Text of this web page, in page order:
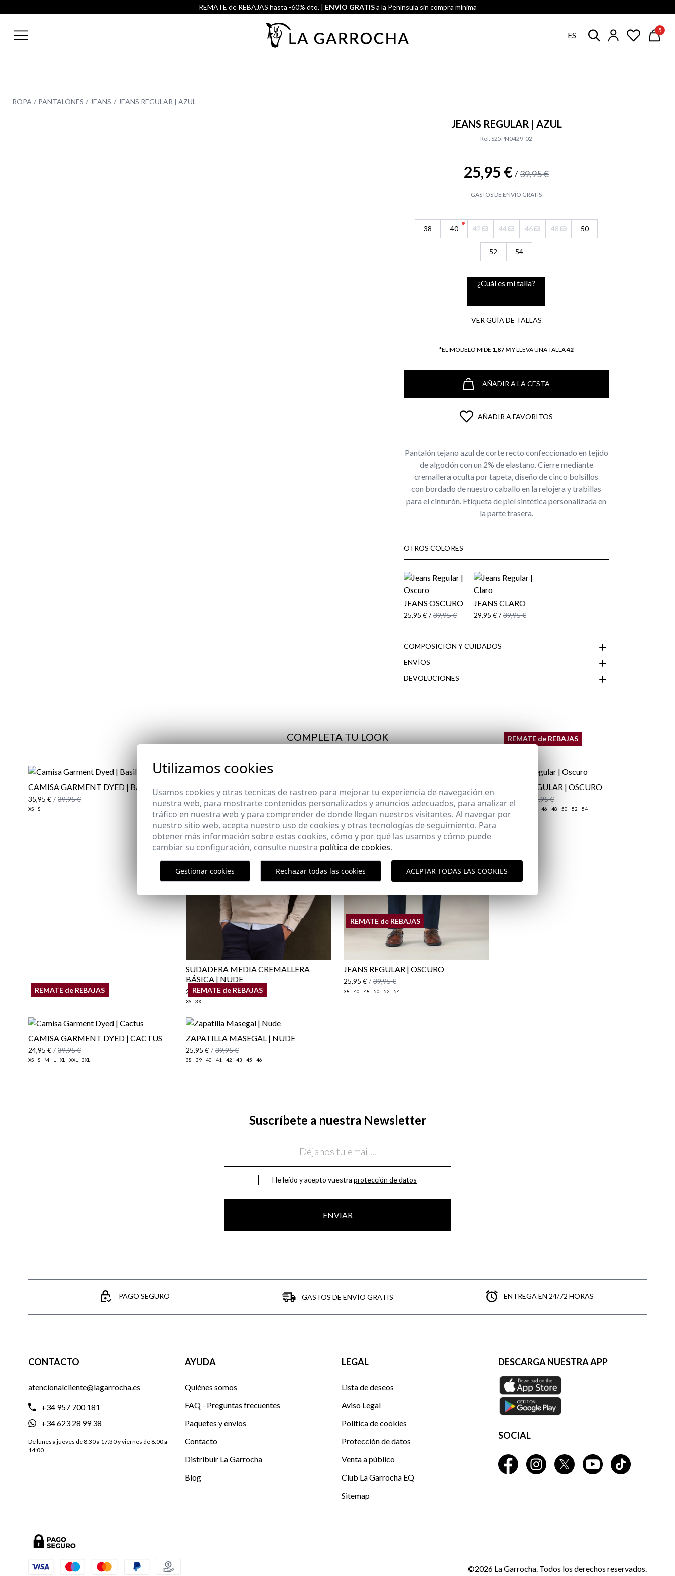
REMATE de REBAJAS hasta -60% dto. | ENVÍO GRATISa la Península sin compra mínima
ES
5
ROPA PANTALONES JEANS JEANS REGULAR | AZUL
JEANS REGULAR | AZUL
Ref. S25PN0429-02
25,95 € / 39,95 €
GASTOS DE ENVÍO GRATIS
38 40 42 44 46 48 50
52 54
¿Cuál es mi talla?
VER GUÍA DE TALLAS
*EL MODELO MIDE 1,87 MY LLEVA UNA TALLA42
AÑADIR A LA CESTA
AÑADIR A FAVORITOS
Pantalón tejano azul de corte recto confeccionado en tejido
de algodón con un 2% de elastano. Cierre mediante
cremallera oculta por tapeta, diseño de cinco bolsillos
con bordado de nuestro caballo en la relojera y trabillas
para el cinturón. Etiqueta de piel sintética personalizada en
la parte trasera.
OTROS COLORES
JEANS OSCURO
25,95 € / 39,95 €
JEANS CLARO
29,95 € / 39,95 €
COMPOSICIÓN Y CUIDADOS
ENVÍOS
DEVOLUCIONES
COMPLETA TU LOOK
CAMISA GARMENT DYED | BASIL
35,95 € / 39,95 €
XS S
SUDADERA MEDIA CREMALLERA
BÁSICA | NUDE
22,95 € / 34,95 €
XS 3XL
REMATE de REBAJAS
JEANS REGULAR | OSCURO
25,95 € / 39,95 €
38 40 48 50 52 54
REMATE de REBAJAS
JEANS REGULAR | OSCURO
25,95 € 39,95 €
46 48 50 52 54
REMATE de REBAJAS
CAMISA GARMENT DYED | CACTUS
24,95 € / 39,95 €
XS S M L XL XXL 3XL
REMATE de REBAJAS
ZAPATILLA MASEGAL | NUDE
25,95 € / 39,95 €
38 39 40 41 42 43 45 46
Suscríbete a nuestra Newsletter
He leído y acepto vuestra protección de datos
ENVIAR
PAGO SEGURO GASTOS DE ENVÍO GRATIS ENTREGA EN 24/72 HORAS
CONTACTO
atencionalcliente@lagarrocha.es
+34 957 700 181
+34 623 28 99 38
De lunes a jueves de 8:30 a 17:30 y viernes de 8:00 a
14:00
AYUDA
Quiénes somos
FAQ - Preguntas frecuentes
Paquetes y envíos
Contacto
Distribuir La Garrocha
Blog
LEGAL
Lista de deseos
Aviso Legal
Política de cookies
Protección de datos
Venta a público
Club La Garrocha EQ
Sitemap
DESCARGA NUESTRA APP
SOCIAL
©2026 La Garrocha. Todos los derechos reservados.
Utilizamos cookies
Usamos cookies y otras tecnicas de rastreo para mejorar tu experiencia de navegación en
nuestra web, para mostrarte contenidos personalizados y anuncios adecuados, para analizar el
tráfico en nuestra web y para comprender de donde llegan nuestros visitantes. Al navegar por
nuestro sitio web, acepta nuestro uso de cookies y otras tecnologías de seguimiento. Para
obtener más información sobre estas cookies, cómo y por qué las usamos y cómo puede
cambiar su configuración, consulte nuestra política de cookies.
Gestionar cookies Rechazar todas las cookies ACEPTAR TODAS LAS COOKIES